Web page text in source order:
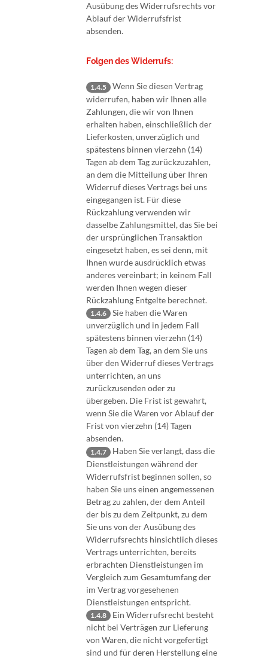
Ausübung des Widerrufsrechts vor
Ablauf der Widerrufsfrist
absenden.
Folgen des Widerrufs:
1.4.5
Wenn Sie diesen Vertrag
widerrufen, haben wir Ihnen alle
Zahlungen, die wir von Ihnen
erhalten haben, einschließlich der
Lieferkosten, unverzüglich und
spätestens binnen vierzehn (14)
Tagen ab dem Tag zurückzuzahlen,
an dem die Mitteilung über Ihren
Widerruf dieses Vertrags bei uns
eingegangen ist. Für diese
Rückzahlung verwenden wir
dasselbe Zahlungsmittel, das Sie bei
der ursprünglichen Transaktion
eingesetzt haben, es sei denn, mit
Ihnen wurde ausdrücklich etwas
anderes vereinbart; in keinem Fall
werden Ihnen wegen dieser
Rückzahlung Entgelte berechnet.
1.4.6
Sie haben die Waren
unverzüglich und in jedem Fall
spätestens binnen vierzehn (14)
Tagen ab dem Tag, an dem Sie uns
über den Widerruf dieses Vertrags
unterrichten, an uns
zurückzusenden oder zu
übergeben. Die Frist ist gewahrt,
wenn Sie die Waren vor Ablauf der
Frist von vierzehn (14) Tagen
absenden.
1.4.7
Haben Sie verlangt, dass die
Dienstleistungen während der
Widerrufsfrist beginnen sollen, so
haben Sie uns einen angemessenen
Betrag zu zahlen, der dem Anteil
der bis zu dem Zeitpunkt, zu dem
Sie uns von der Ausübung des
Widerrufsrechts hinsichtlich dieses
Vertrags unterrichten, bereits
erbrachten Dienstleistungen im
Vergleich zum Gesamtumfang der
im Vertrag vorgesehenen
Dienstleistungen entspricht.
1.4.8
Ein Widerrufsrecht besteht
nicht bei Verträgen zur Lieferung
von Waren, die nicht vorgefertigt
sind und für deren Herstellung eine